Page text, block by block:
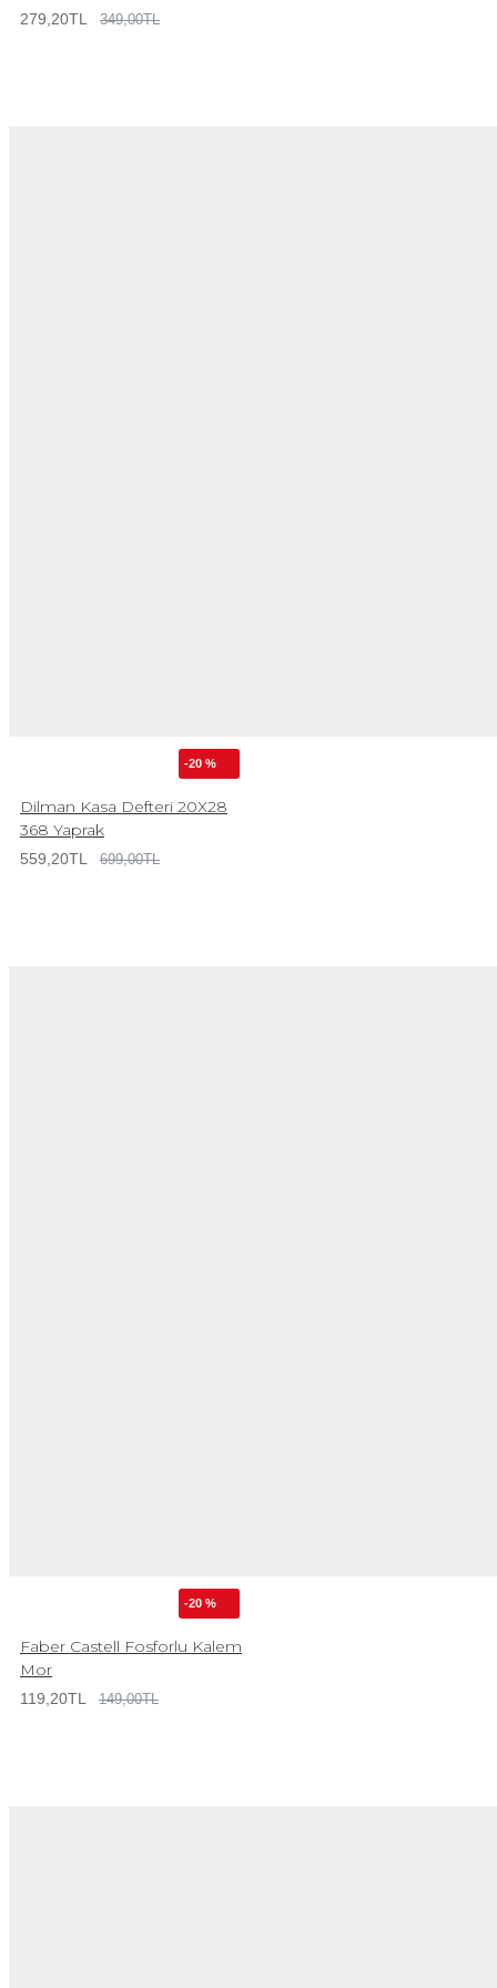
279,20TL 349,00TL
-20 %
Dilman Kasa Defteri 20X28
368 Yaprak
559,20TL 699,00TL
-20 %
Faber Castell Fosforlu Kalem
Mor
119,20TL 149,00TL